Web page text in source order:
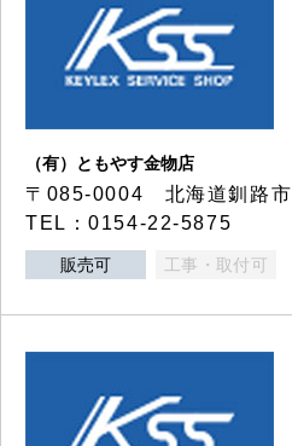
（有）ともやす金物店
〒085-0004 北海道釧路
TEL：0154-22-5875
販売可 工事・取付可